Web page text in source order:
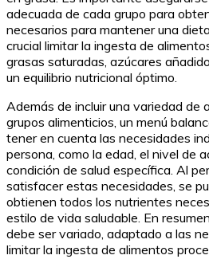
adecuada de cada grupo para
necesarios para mantener una
crucial limitar la ingesta de
grasas saturadas, azúcares
un equilibrio nutricional óptimo.
Además de incluir una variedad de
grupos alimenticios, un menú
tener en cuenta las necesidades
persona, como la edad, el nivel de
condición de salud específica. Al
satisfacer estas necesidades, se
obtienen todos los nutrientes
estilo de vida saludable. En
debe ser variado, adaptado a las
limitar la ingesta de alimentos